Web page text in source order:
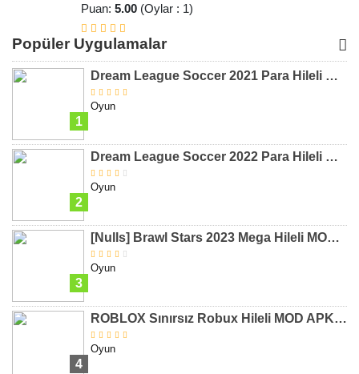
Puan: 5.00 (Oylar : 1)
Popüler Uygulamalar
1
Dream League Soccer 2021 Para Hileli MOD APK [v8.31]
Oyun
2
Dream League Soccer 2022 Para Hileli MOD APK [v9.12]
Oyun
3
[Nulls] Brawl Stars 2023 Mega Hileli MOD APK [v47.227]
Oyun
4
ROBLOX Sınırsız Robux Hileli MOD APK [v2.589.593]
Oyun